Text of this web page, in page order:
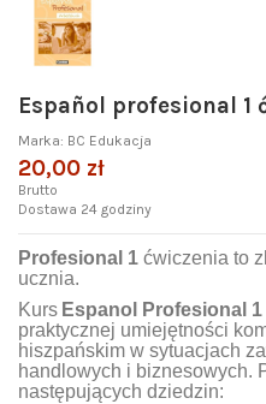
Español profesional 1
Marka: BC Edukacja
20,00 zł
Brutto
Dostawa 24 godziny
Profesional 1 ćwiczenia to
ucznia.
Kurs Espanol Profesional 1
praktycznej umiejętności
hiszpańskim w sytuacjach
handlowych i biznesowych.
następujących dziedzin: